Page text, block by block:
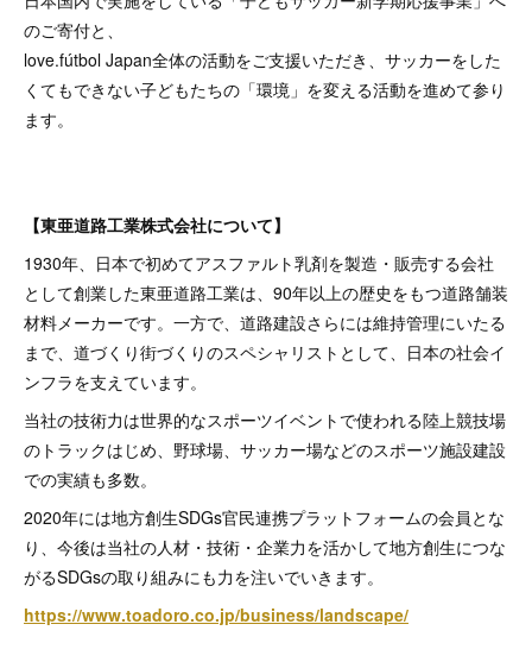
のご寄付と、
love.fútbol Japan全体の活動をご支援いただき、サッカーをした
くてもできない子どもたちの「環境」を変える活動を進めて参り
ます。
【東亜道路工業株式会社について】
1930年、日本で初めてアスファルト乳剤を製造・販売する会社
として創業した東亜道路工業は、90年以上の歴史をもつ道路舗装
材料メーカーです。一方で、道路建設さらには維持管理にいたる
まで、道づくり街づくりのスペシャリストとして、日本の社会イ
ンフラを支えています。
当社の技術力は世界的なスポーツイベントで使われる陸上競技場
のトラックはじめ、野球場、サッカー場などのスポーツ施設建設
での実績も多数。
2020年には地方創生SDGs官民連携プラットフォームの会員とな
り、今後は当社の人材・技術・企業力を活かして地方創生につな
がるSDGsの取り組みにも力を注いでいきます。
https://www.toadoro.co.jp/business/landscape/